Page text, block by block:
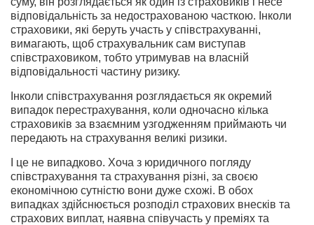
відповідальність за недострахованою часткою. Інколи
страховики, які беруть участь у співстрахуванні,
вимагають, щоб страхувальник сам виступав
співстраховиком, тобто утримував на власній
відповідальності частину ризику.
Інколи співстрахування розглядається як окремий
випадок перестрахування, коли одночасно кілька
страховиків за взаємним узгодженням приймають чи
передають на страхування великі ризики.
І це не випадково. Хоча з юридичного погляду
співстрахування та страхування різні, за своєю
економічною сутністю вони дуже схожі. В обох
випадках здійснюється розподіл страхових внесків та
страхових виплат, наявна співучасть у преміях та